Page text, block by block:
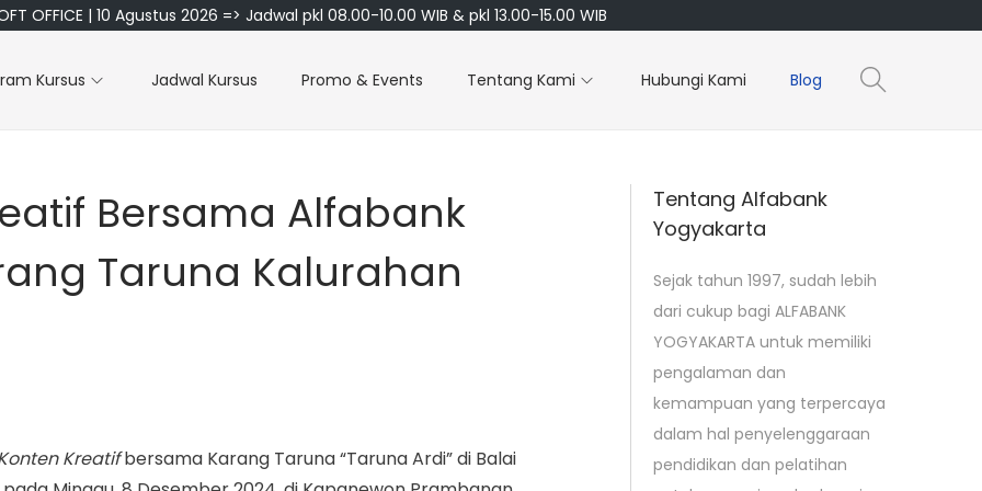
OFFICE | 10 Agustus 2026 => Jadwal pkl 08.00-10.00 WIB & pkl 13.00-15.00 WIB
Kursus Jadwal Kursus Promo & Events Tentang Kami Hubungi Kami Blog
Bersama Alfabank
Taruna Kalurahan
Kreatifbersama Karang Taruna “Taruna Ardi” di Balai
Tentang Alfabank
Yogyakarta
Sejak tahun 1997, sudah lebih
dari cukup bagi ALFABANK
YOGYAKARTA untuk memiliki
pengalaman dan
kemampuan yang terpercaya
dalam hal penyelenggaraan
pendidikan dan pelatihan